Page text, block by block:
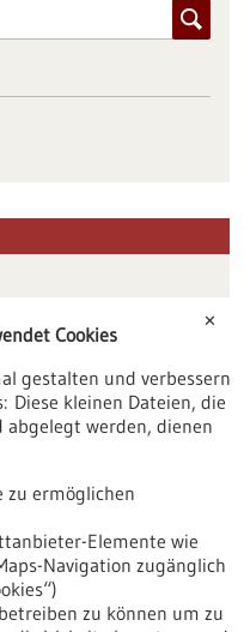
✕
Cookies
gestalten und verbessern
Diese kleinen Dateien, die
abgelegt werden, dienen
zu ermöglichen
Elemente wie
Navigation zugänglich
zu können um zu